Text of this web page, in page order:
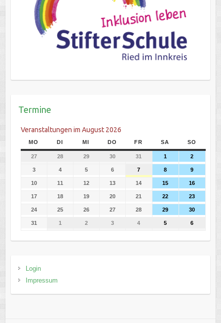
Termine
Veranstaltungen im August 2026
MO DI MI DO FR SA SO
27 28 29 30 31 1 2
3 4 5 6 7 8 9
10 11 12 13 14 15 16
17 18 19 20 21 22 23
24 25 26 27 28 29 30
31 1 2 3 4 5 6
Login
Impressum